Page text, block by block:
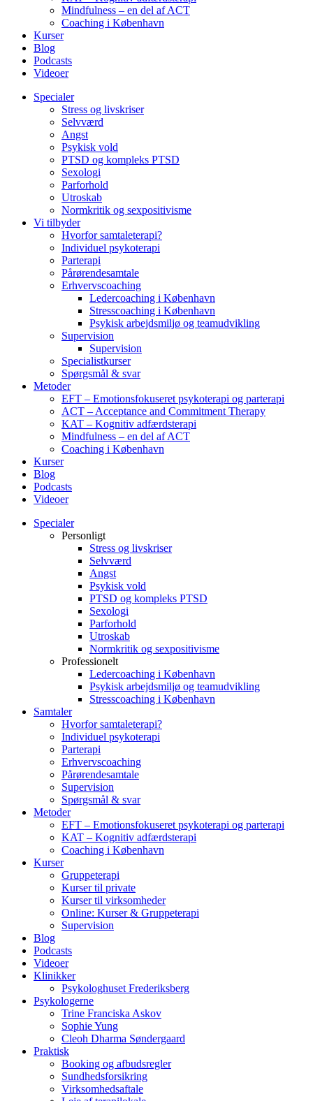
Mindfulness – en del af ACT
Coaching i København
Kurser
Blog
Podcasts
Videoer
Specialer
Stress og livskriser
Selvværd
Angst
Psykisk vold
PTSD og kompleks PTSD
Sexologi
Parforhold
Utroskab
Normkritik og sexpositivisme
Vi tilbyder
Hvorfor samtaleterapi?
Individuel psykoterapi
Parterapi
Pårørendesamtale
Erhvervscoaching
Ledercoaching i København
Stresscoaching i København
Psykisk arbejdsmiljø og teamudvikling
Supervision
Supervision
Specialistkurser
Spørgsmål & svar
Metoder
EFT – Emotionsfokuseret psykoterapi og parterapi
ACT – Acceptance and Commitment Therapy
KAT – Kognitiv adfærdsterapi
Mindfulness – en del af ACT
Coaching i København
Kurser
Blog
Podcasts
Videoer
Specialer
Personligt
Stress og livskriser
Selvværd
Angst
Psykisk vold
PTSD og kompleks PTSD
Sexologi
Parforhold
Utroskab
Normkritik og sexpositivisme
Professionelt
Ledercoaching i København
Psykisk arbejdsmiljø og teamudvikling
Stresscoaching i København
Samtaler
Hvorfor samtaleterapi?
Individuel psykoterapi
Parterapi
Erhvervscoaching
Pårørendesamtale
Supervision
Spørgsmål & svar
Metoder
EFT – Emotionsfokuseret psykoterapi og parterapi
KAT – Kognitiv adfærdsterapi
Coaching i København
Kurser
Gruppeterapi
Kurser til private
Kurser til virksomheder
Online: Kurser & Gruppeterapi
Supervision
Blog
Podcasts
Videoer
Klinikker
Psykologhuset Frederiksberg
Psykologerne
Trine Franciska Askov
Sophie Yung
Cleoh Dharma Søndergaard
Praktisk
Booking og afbudsregler
Sundhedsforsikring
Virksomhedsaftale